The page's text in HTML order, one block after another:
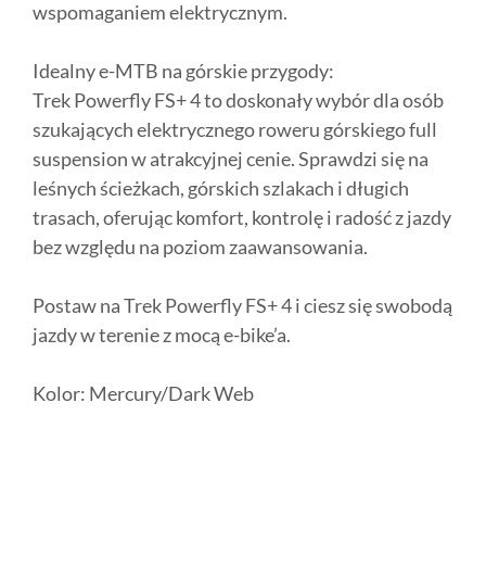
wspomaganiem elektrycznym.
Idealny e-MTB na górskie przygody:
Trek Powerfly FS+ 4 to doskonały wybór dla osób
szukających elektrycznego roweru górskiego full
suspension w atrakcyjnej cenie. Sprawdzi się na
leśnych ścieżkach, górskich szlakach i długich
trasach, oferując komfort, kontrolę i radość z jazdy
bez względu na poziom zaawansowania.
Postaw na Trek Powerfly FS+ 4 i ciesz się swobodą
jazdy w terenie z mocą e-bike’a.
Kolor: Mercury/Dark Web